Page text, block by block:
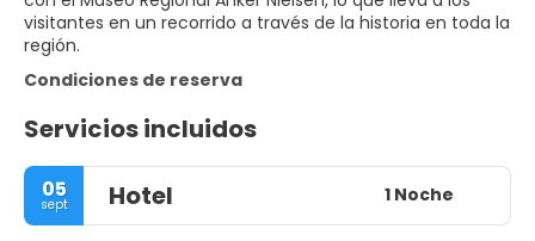
visitantes en un recorrido a través de la historia en toda la
región.
Condiciones de reserva
Servicios incluidos
05
sept Hotel 1 Noche